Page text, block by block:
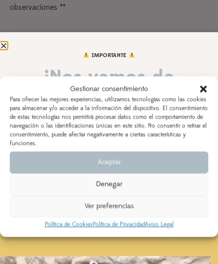
Gestionar consentimiento
Para ofrecer las mejores experiencias, utilizamos tecnologías como las cookies
para almacenar y/o acceder a la información del dispositivo. El consentimiento
de estas tecnologías nos permitirá procesar datos como el comportamiento de
navegación o las identificaciones únicas en este sitio. No consentir o retirar el
consentimiento, puede afectar negativamente a ciertas características y
funciones.
Aceptar
Denegar
Ver preferencias
Política de CookiesPolítica de PrivacidadAviso Legal
observaciones **
Accesorios
Fecha del cumple
Observaciones
AÑADIR AL CARRITO
IMPORTANTE
¡Nos vamos de
vacaciones!
DEL 3 AL 21 DE AGOSTO
Los pedidos realizados a partir del 28 de julio
saldrán,
según orden de entrada y tiempo de procesamiento
(indicado en la descripción del producto), a partir del
24 de agosto.
Se priorizarán aquellos realizados con ENVÍO